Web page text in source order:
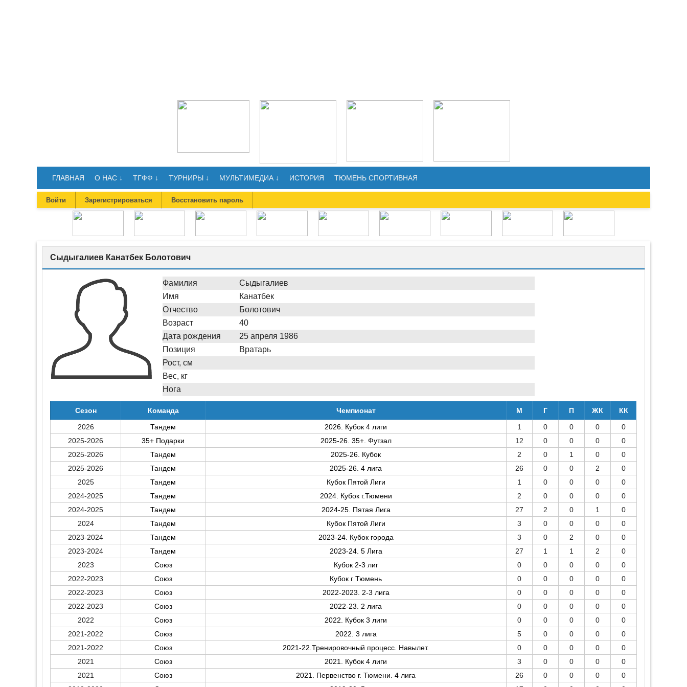
ГЛАВНАЯ О НАС ↓ ТГФФ ↓ ТУРНИРЫ ↓ МУЛЬТИМЕДИА ↓ ИСТОРИЯ ТЮМЕНЬ СПОРТИВНАЯ
Войти Зарегистрироваться Восстановить пароль
Сыдыгалиев Канатбек Болотович
Фамилия
Сыдыгалиев
Имя
Канатбек
Отчество
Болотович
Возраст
40
Дата рождения
25 апреля 1986
Позиция
Вратарь
Рост, см
Вес, кг
Нога
Сезон Команда Чемпионат М Г П ЖК
КК
2026
Тандем 2026. Кубок 4 лиги 1 0 0 0
0
2025-2026
35+ Подарки 2025-26. 35+. Футзал 12 0 0 0
0
2025-2026
Тандем 2025-26. Кубок 2 0 1 0
0
2025-2026
Тандем 2025-26. 4 лига 26 0 0 2
0
2025
Тандем Кубок Пятой Лиги 1 0 0 0
0
2024-2025
Тандем 2024. Кубок г.Тюмени 2 0 0 0
0
2024-2025
Тандем 2024-25. Пятая Лига 27 2 0 1
0
2024
Тандем Кубок Пятой Лиги 3 0 0 0
0
2023-2024
Тандем 2023-24. Кубок города 3 0 2 0
0
2023-2024
Тандем 2023-24. 5 Лига 27 1 1 2
0
2023
Союз Кубок 2-3 лиг 0 0 0 0
0
2022-2023
Союз Кубок г Тюмень 0 0 0 0
0
2022-2023
Союз 2022-2023. 2-3 лига 0 0 0 0
0
2022-2023
Союз 2022-23. 2 лига 0 0 0 0
0
2022
Союз 2022. Кубок 3 лиги 0 0 0 0
0
2021-2022
Союз 2022. 3 лига 5 0 0 0
0
2021-2022
Союз 2021-22.Тренировочный процесс. Навылет. 0 0 0 0
0
2021
Союз 2021. Кубок 4 лиги 3 0 0 0
0
2021
Союз 2021. Первенство г. Тюмени. 4 лига 26 0 0 0
0